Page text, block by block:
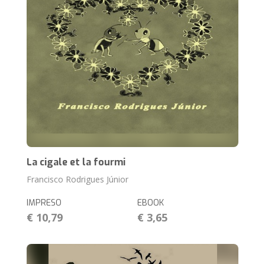
La cigale et la fourmi
Francisco Rodrigues Júnior
IMPRESO
€ 10,79
EBOOK
€ 3,65